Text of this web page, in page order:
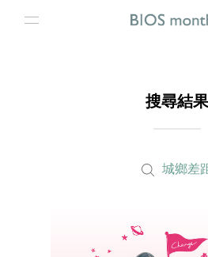
搜尋結果
城鄉差